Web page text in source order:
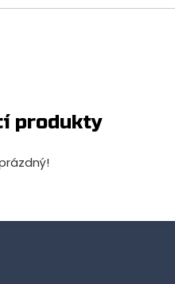
produkty